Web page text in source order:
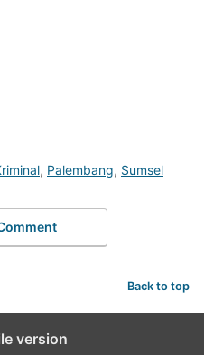
, Palembang, Sumsel
Back to top
version